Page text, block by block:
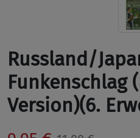
Russland/
Funkenschlag
Version)(6.